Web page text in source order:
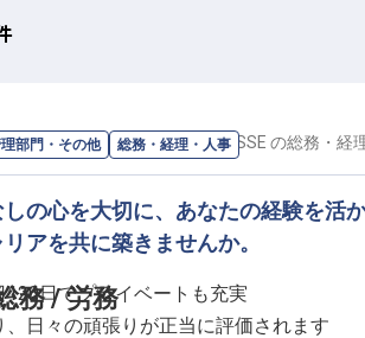
部門・その他 総務・経理・人事
務 / 労務
SHONAI HOTEL SUIDEN TERRASSE の総務・経
の心を大切に、あなたの経験を活
アを共に築きませんか。
120日でプライベートも充実
、日々の頑張りが正当に評価されます